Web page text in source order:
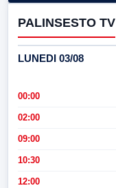
PALINSESTO TV
LUNEDI 03/08
00:00
02:00
09:00
10:30
12:00